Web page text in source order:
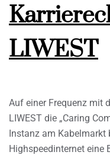
LIWEST
Auf einer Frequenz mit
LIWEST die „Caring
Instanz am Kabelmarkt
Highspeedinternet eine